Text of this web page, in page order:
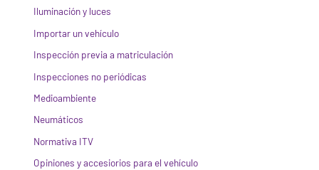
Iluminación y luces
Importar un vehículo
Inspección previa a matriculación
Inspecciones no periódicas
Medioambiente
Neumáticos
Normativa ITV
Opiniones y accesiorios para el vehículo